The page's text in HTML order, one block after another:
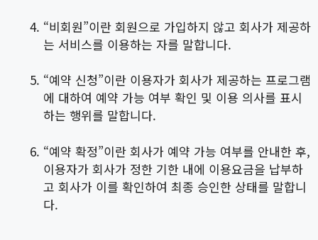
“비회원”이란 회원으로 가입하지 않고 회사가 제공하
는 서비스를 이용하는 자를 말합니다.
“예약 신청”이란 이용자가 회사가 제공하는 프로그램
에 대하여 예약 가능 여부 확인 및 이용 의사를 표시
하는 행위를 말합니다.
“예약 확정”이란 회사가 예약 가능 여부를 안내한 후,
이용자가 회사가 정한 기한 내에 이용요금을 납부하
고 회사가 이를 확인하여 최종 승인한 상태를 말합니
다.